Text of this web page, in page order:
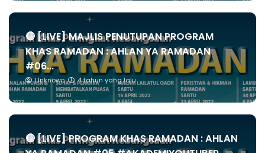
🔴 [LIVE] MAJLIS PENUTUPAN PROGRAM
KHAS RAMADAN : AHLAN YA RAMADAN
#06...
Unknown 4 tahun yang lalu
🔴 [LIVE] PROGRAM KHAS RAMADAN : AHLAN